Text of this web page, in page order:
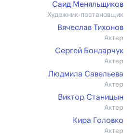
Саид Меняльщиков
Художник-постановщик
Вячеслав Тихонов
Актер
Сергей Бондарчук
Актер
Людмила Савельева
Актер
Виктор Станицын
Актер
Кира Головко
Актер